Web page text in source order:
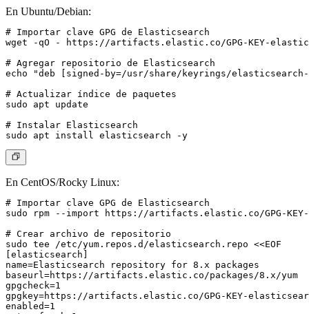
En Ubuntu/Debian:
# Importar clave GPG de Elasticsearch
wget -qO - https://artifacts.elastic.co/GPG-KEY-
# Agregar repositorio de Elasticsearch
echo "deb [signed-by=/usr/share/keyrings/
# Actualizar índice de paquetes
sudo apt update
# Instalar Elasticsearch
En CentOS/Rocky Linux:
# Importar clave GPG de Elasticsearch
sudo rpm --import https://artifacts.elastic.co/GPG-
# Crear archivo de repositorio
sudo tee /etc/yum.repos.d/elasticsearch.repo <<EOF
[elasticsearch]
name=Elasticsearch repository for 8.x packages
baseurl=https://artifacts.elastic.co/packages/8.x/yum
gpgcheck=1
gpgkey=https://artifacts.elastic.co/GPG-KEY-
enabled=1